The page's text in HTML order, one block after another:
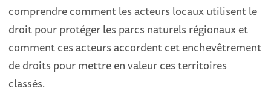
comprendre comment les acteurs locaux utilisent le
droit pour protéger les parcs naturels régionaux et
comment ces acteurs accordent cet enchevêtrement
de droits pour mettre en valeur ces territoires
classés.